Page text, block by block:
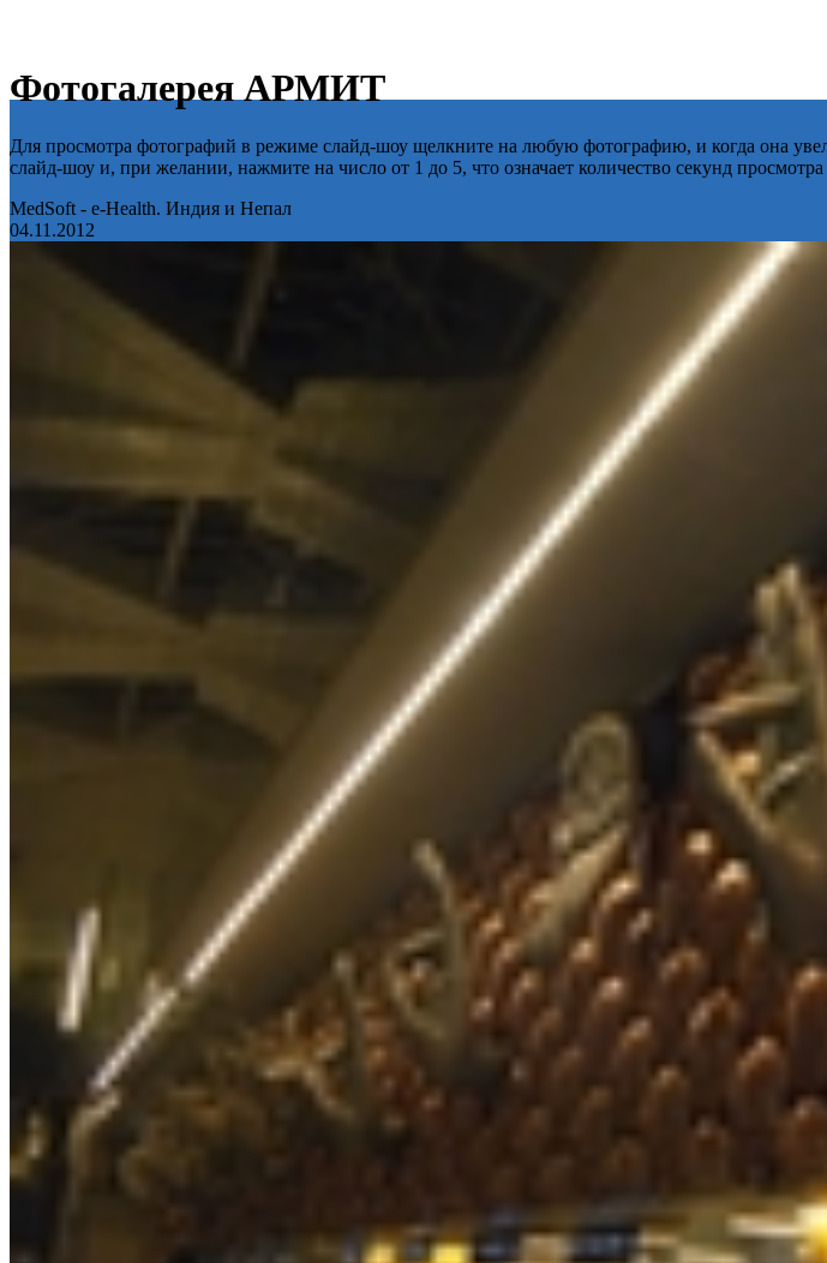
Фотогалерея АРМИТ
Для просмотра фотографий в режиме слайд-шоу щелкните на любую фотографию, и когда она
слайд-шоу и, при желании, нажмите на число от 1 до 5, что означает количество секунд
MedSoft - e-Health. Индия и Непал
04.11.2012